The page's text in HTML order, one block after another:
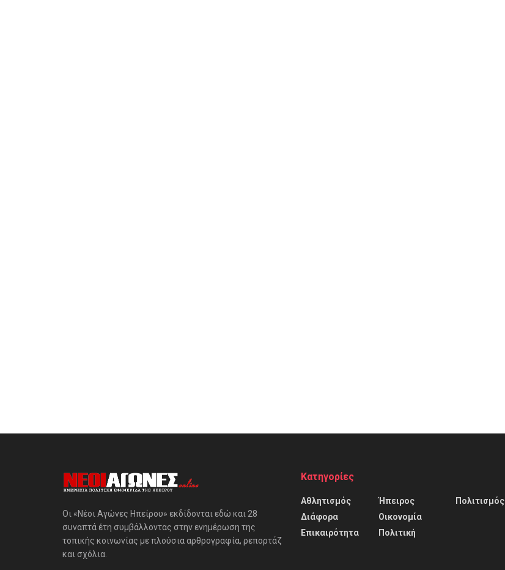
Οι «Νέοι Αγώνες Ηπείρου» εκδίδονται εδώ και 28
συναπτά έτη συμβάλλοντας στην ενημέρωση της
τοπικής κοινωνίας με πλούσια αρθρογραφία, ρεπορτάζ
και σχόλια.
Κατηγορίες
Αθλητισμός
Διάφορα
Επικαιρότητα
Ήπειρος
Οικονομία
Πολιτική
Πολιτισμός